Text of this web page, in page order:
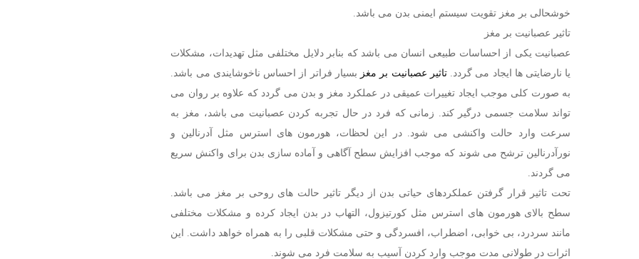
خوشحالی بر مغز تقویت سیستم ایمنی بدن می باشد.
تاثیر عصبانیت بر مغز
عصبانیت یکی از احساسات طبیعی انسان می باشد که بنابر دلایل مختلفی مثل تهدیدات، مشکلات
یا نارضایتی ‌ها ایجاد می گردد.تاثیر عصبانیت بر مغز بسیار فراتر از احساس ناخوشایندی می باشد.
به صورت کلی موجب ایجاد تغییرات عمیقی در عملکرد مغز و بدن می گردد که علاوه بر روان می
تواند سلامت جسمی درگیر کند. زمانی که فرد در حال تجربه کردن عصبانیت می باشد، مغز به
سرعت وارد حالت واکنشی می ‌شود. در این لحظات، هورمون ‌های استرس مثل آدرنالین و
نورآدرنالین ترشح می‌ شوند که موجب افزایش سطح آگاهی و آماده ‌سازی بدن برای واکنش سریع
می‌ گردند.
تحت تاثیر قرار گرفتن عملکردهای حیاتی بدن از دیگر تاثیر حالت های روحی بر مغز می باشد.
سطح بالای هورمون ‌های استرس مثل کورتیزول، التهاب در بدن ایجاد کرده و مشکلات مختلفی
مانند سردرد، بی ‌خوابی، اضطراب، افسردگی و حتی مشکلات قلبی را به همراه خواهد داشت. این
اثرات در طولانی مدت موجب وارد کردن آسیب به سلامت فرد می شوند.